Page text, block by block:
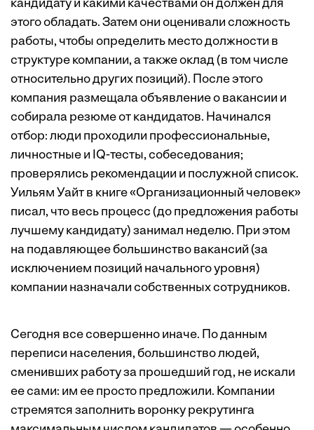
кандидату и какими качествами он должен для
этого обладать. Затем они оценивали сложность
работы, чтобы определить место должности в
структуре компании, а также оклад (в том числе
относительно других позиций). После этого
компания размещала объявление о вакансии и
собирала резюме от кандидатов. Начинался
отбор: люди проходили профессиональные,
личностные и IQ-тесты, собеседования;
проверялись рекомендации и послужной список.
Уильям Уайт в книге «Организационный человек»
писал, что весь процесс (до предложения работы
лучшему кандидату) занимал неделю. При этом
на подавляющее большинство вакансий (за
исключением позиций начального уровня)
компании назначали собственных сотрудников.
Сегодня все совершенно иначе. По данным
переписи населения, большинство людей,
сменивших работу за прошедший год, не искали
ее сами: им ее просто предложили. Компании
стремятся заполнить воронку рекрутинга